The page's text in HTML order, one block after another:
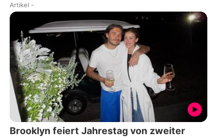
Artikel -
Brooklyn feiert Jahrestag von zweiter